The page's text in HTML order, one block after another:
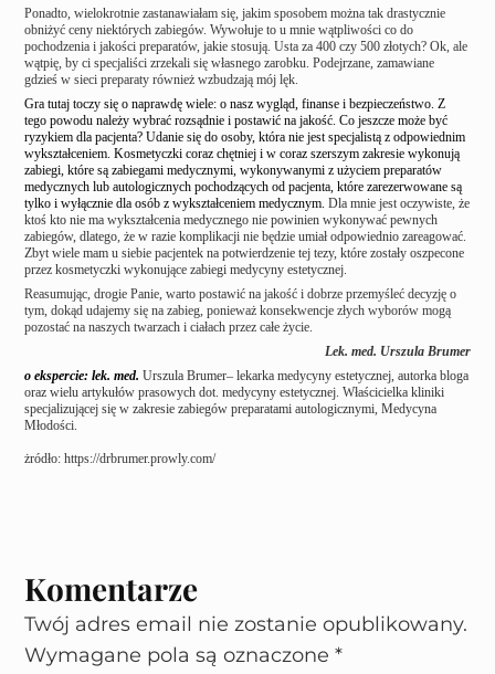
Ponadto, wielokrotnie zastanawiałam się, jakim sposobem można tak drastycznie
obniżyć ceny niektórych zabiegów. Wywołuje to u mnie wątpliwości co do
pochodzenia i jakości preparatów, jakie stosują. Usta za 400 czy 500 złotych? Ok, ale
wątpię, by ci specjaliści zrzekali się własnego zarobku. Podejrzane, zamawiane
gdzieś w sieci preparaty również wzbudzają mój lęk.
Gra tutaj toczy się o naprawdę wiele: o nasz wygląd, finanse i bezpieczeństwo. Z
tego powodu należy wybrać rozsądnie i postawić na jakość. Co jeszcze może być
ryzykiem dla pacjenta? Udanie się do osoby, która nie jest specjalistą z odpowiednim
wykształceniem.Kosmetyczki coraz chętniej i w coraz szerszym zakresie wykonują
zabiegi, które są zabiegami medycznymi, wykonywanymi z użyciem preparatów
medycznych lub autologicznych pochodzących od pacjenta, które zarezerwowane są
tylko i wyłącznie dla osób z wykształceniem medycznym.Dla mnie jest oczywiste, że
ktoś kto nie ma wykształcenia medycznego nie powinien wykonywać pewnych
zabiegów, dlatego, że w razie komplikacji nie będzie umiał odpowiednio zareagować.
Zbyt wiele mam u siebie pacjentek na potwierdzenie tej tezy, które zostały oszpecone
przez kosmetyczki wykonujące zabiegi medycyny estetycznej.
Reasumując, drogie Panie, warto postawić na jakość i dobrze przemyśleć decyzję o
tym, dokąd udajemy się na zabieg, ponieważ konsekwencje złych wyborów mogą
pozostać na naszych twarzach i ciałach przez całe życie.
Lek. med. Urszula Brumer
o ekspercie: lek. med. Urszula Brumer– lekarka medycyny estetycznej, autorka bloga
oraz wielu artykułów prasowych dot. medycyny estetycznej. Właścicielka kliniki
specjalizującej się w zakresie zabiegów preparatami autologicznymi, Medycyna
Młodości.
żródło:https://drbrumer.prowly.com/
Komentarze
Twój adres email nie zostanie opublikowany.
Wymagane pola są oznaczone*